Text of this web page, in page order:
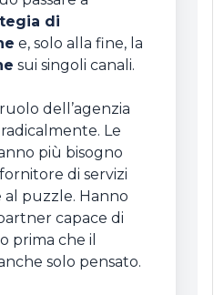
di
e, solo alla fine, la
sui singoli canali.
dell’agenzia
Le
più bisogno
di servizi
puzzle. Hanno
capace di
prima che il
solo pensato.